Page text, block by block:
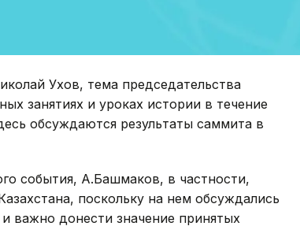
Ухов, тема председательства
занятиях и уроках истории в течение
обсуждаются результаты саммита в
события, А.Башмаков, в частности,
поскольку на нем обсуждались
важно донести значение принятых